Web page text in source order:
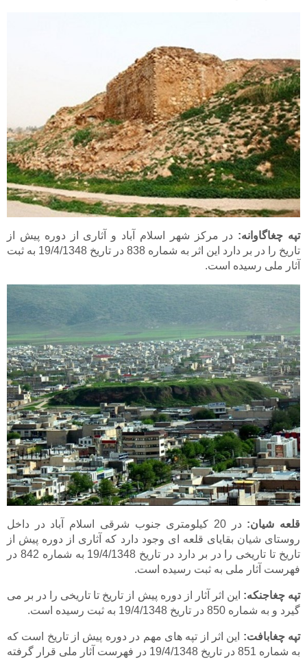
تپه چغاگاوانه: در مرکز شهر اسلام آباد و آثاری از دوره پيش از
تاريخ را در بر دارد اين اثر به شماره 838 در تاريخ 19/4/1348 به ثبت
آثار ملی رسيده است.
قلعه شيان:
در 20 کيلومتری جنوب شرقی اسلام آباد در داخل
روستای شيان بقايای قلعه ای وجود دارد که آثاری از دوره پيش از
تاريخ تا تاريخی را در بر دارد در تاريخ 19/4/1348 به شماره 842 در
فهرست آثار ملی به ثبت رسيده است.
تپه چغاجنکه: اين اثر آثار از دوره پيش از تاريخ تا تاريخی را در بر می
گيرد و به شماره 850 در تاريخ 19/4/1348 به ثبت رسيده است.
تپه چغابافت:
اين اثر از تپه های مهم در دوره پيش از تاريخ است که
به شماره 851 در تاريخ 19/4/1348 در فهرست آثار ملی قرار گرفته